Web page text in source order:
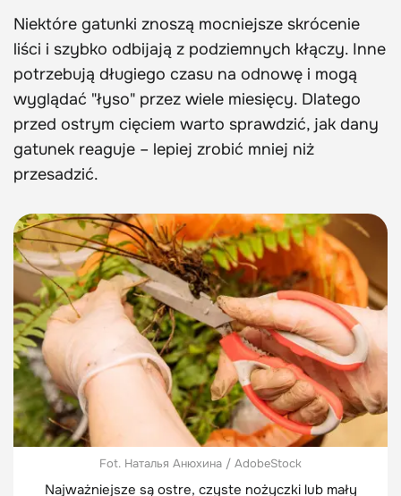
Niektóre gatunki znoszą mocniejsze skrócenie
liści i szybko odbijają z podziemnych kłączy. Inne
potrzebują długiego czasu na odnowę i mogą
wyglądać "łyso" przez wiele miesięcy. Dlatego
przed ostrym cięciem warto sprawdzić, jak dany
gatunek reaguje – lepiej zrobić mniej niż
przesadzić.
Fot. Наталья Анюхина / AdobeStock
Najważniejsze są ostre, czyste nożyczki lub mały